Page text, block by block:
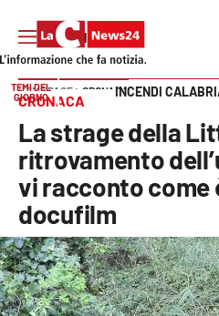
SEZIONI
Cronaca
Politica
Attualità
Vai
TEMI DEL
GIORNO
INCENDI
HOME PAGE CRONACA
CRONACA
La strage della
ritrovamento
vi racconto come
docufilm